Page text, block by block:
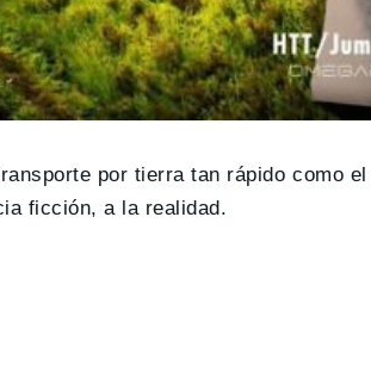
por tierra tan rápido como
ficción, a la realidad.